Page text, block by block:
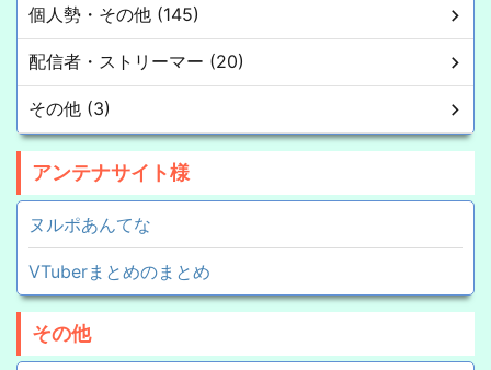
個人勢・その他 (145)
配信者・ストリーマー (20)
その他 (3)
アンテナサイト様
ヌルポあんてな
VTuberまとめのまとめ
その他